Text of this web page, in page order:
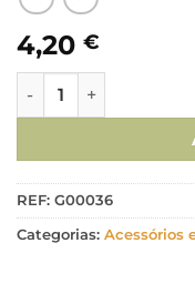
4,20 €
Quantidade de Colar
REF: G00036
Categorias: Acessórios